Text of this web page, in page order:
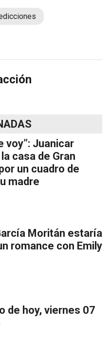
voy”: Juanicar
casa de Gran
un cuadro de
madre
Moritán estaría
romance con Emily
de hoy, viernes 07